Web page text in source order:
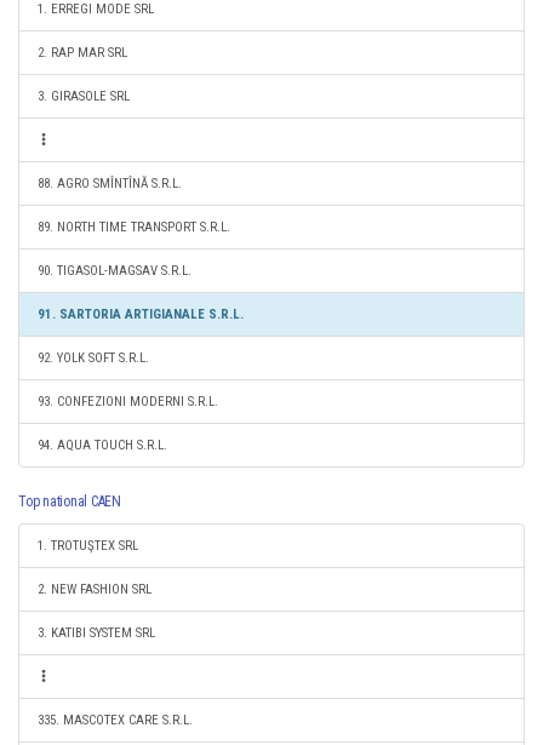
1. ERREGI MODE SRL
2. RAP MAR SRL
3. GIRASOLE SRL
88. AGRO SMÎNTÎNĂ S.R.L.
89. NORTH TIME TRANSPORT S.R.L.
90. TIGASOL-MAGSAV S.R.L.
91. SARTORIA ARTIGIANALE S.R.L.
92. YOLK SOFT S.R.L.
93. CONFEZIONI MODERNI S.R.L.
94. AQUA TOUCH S.R.L.
Top national CAEN
1. TROTUŞTEX SRL
2. NEW FASHION SRL
3. KATIBI SYSTEM SRL
335. MASCOTEX CARE S.R.L.